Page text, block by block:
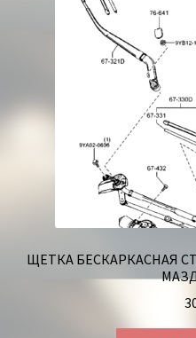
ЩЕТКА БЕСКАРКАСНАЯ